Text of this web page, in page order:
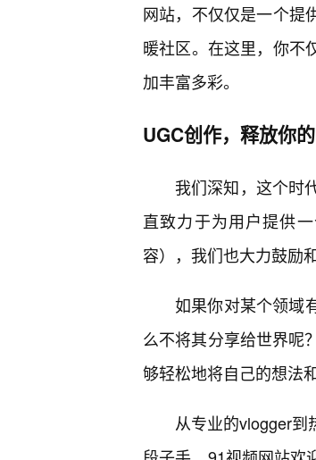
网站，不仅仅是一个提
暖社区。在这里，你不
加丰富多彩。
UGC创作，释放你
我们深知，这个时
直致力于为用户提供
容），我们也大力鼓励
如果你对某个领域
么不将其分享给世界呢
够轻松地将自己的想法
从专业的vlogger到